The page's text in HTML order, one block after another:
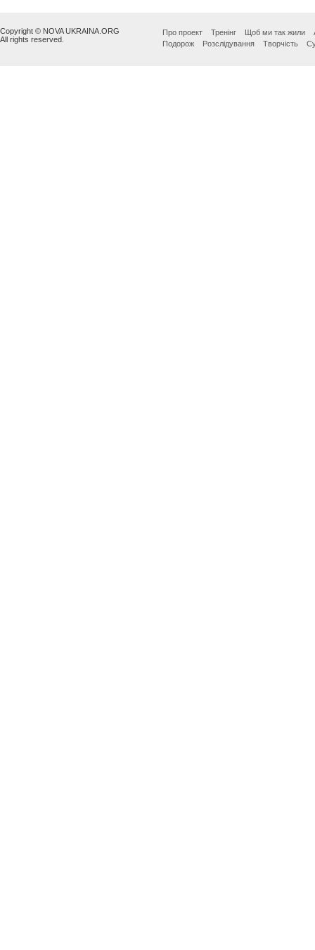
Copyright © NOVA UKRAINA.ORG
All rights reserved.
Про проект Тренінг Щоб ми так жили
Подорож
Розслідування Творчість